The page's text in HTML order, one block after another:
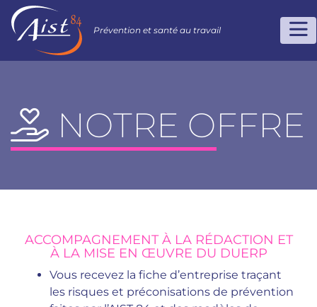
Prévention et santé au travail
NOTRE OFFRE
ACCOMPAGNEMENT À LA RÉDACTION ET
À LA MISE EN ŒUVRE DU DUERP
Vous recevez la fiche d’entreprise traçant
les risques et préconisations de prévention